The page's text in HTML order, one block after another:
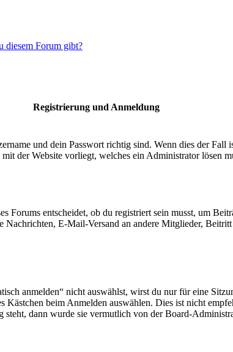
diesem Forum gibt?
Registrierung und Anmeldung
und dein Passwort richtig sind. Wenn dies der
der Website vorliegt, welches ein Administrator lösen
entscheidet, ob du registriert sein musst, um
E-Mail-Versand an andere Mitglieder,
anmelden“ nicht auswählst, wirst du nur für eine
beim Anmelden auswählen. Dies ist nicht
dann wurde sie vermutlich von der Board-